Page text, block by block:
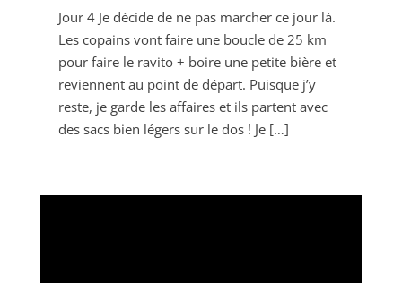
Jour 4 Je décide de ne pas marcher ce jour là.
Les copains vont faire une boucle de 25 km
pour faire le ravito + boire une petite bière et
reviennent au point de départ. Puisque j’y
reste, je garde les affaires et ils partent avec
des sacs bien légers sur le dos ! Je […]